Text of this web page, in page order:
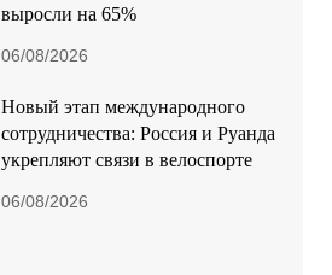
выросли на 65%
06/08/2026
Новый этап международного
сотрудничества: Россия и Руанда
укрепляют связи в велоспорте
06/08/2026